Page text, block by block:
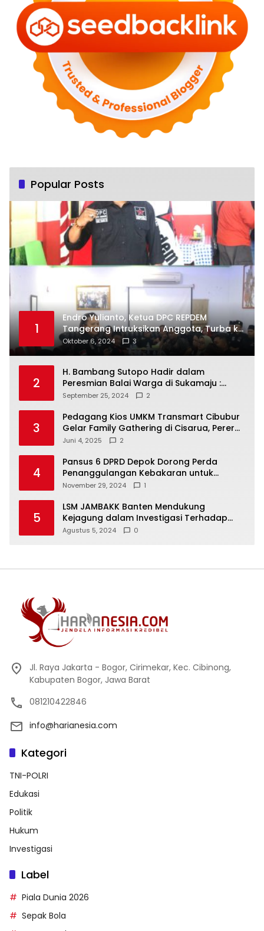
Popular Posts
1
Endro Yulianto, Ketua DPC REPDEM
Tangerang Intruksikan Anggota, Turba ke
Masyarakat Dan Jalani Apa Yang di
Putuskan RAKERCABSUS
Oktober 6, 2024 3
2
H. Bambang Sutopo Hadir dalam
Peresmian Balai Warga di Sukamaju :
Wadah Baru untuk Kolaborasi dan
September 25, 2024 2
3
Pedagang Kios UMKM Transmart Cibubur
Gelar Family Gathering di Cisarua, Pererat
Silaturahmi dan Kekompakan
Juni 4, 2025 2
4
Pansus 6 DPRD Depok Dorong Perda
Penanggulangan Kebakaran untuk
Keselamatan Warga
November 29, 2024 1
5
LSM JAMBAKK Banten Mendukung
Kejagung dalam Investigasi Terhadap
Walikota Bandar Lampung
Agustus 5, 2024 0
Jl. Raya Jakarta - Bogor, Cirimekar, Kec. Cibinong,
Kabupaten Bogor, Jawa Barat
081210422846
info@harianesia.com
Kategori
TNI-POLRI
Edukasi
Politik
Hukum
Investigasi
Label
Piala Dunia 2026
Sepak Bola